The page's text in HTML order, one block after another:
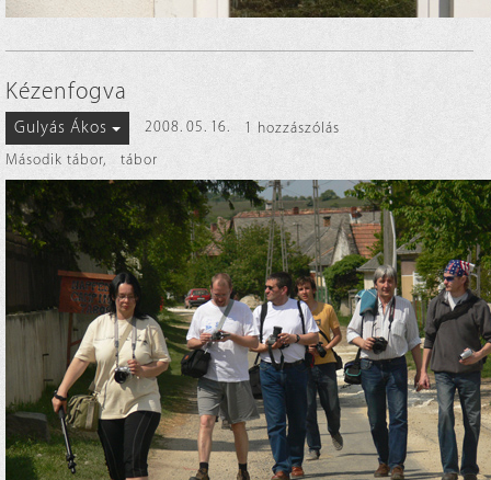
Kézenfogva
Gulyás Ákos 2008. 05. 16.
1 hozzászólás
Második tábor, tábor